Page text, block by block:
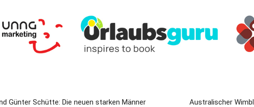
Günter Schütte: Die neuen starken Männer
Australischer